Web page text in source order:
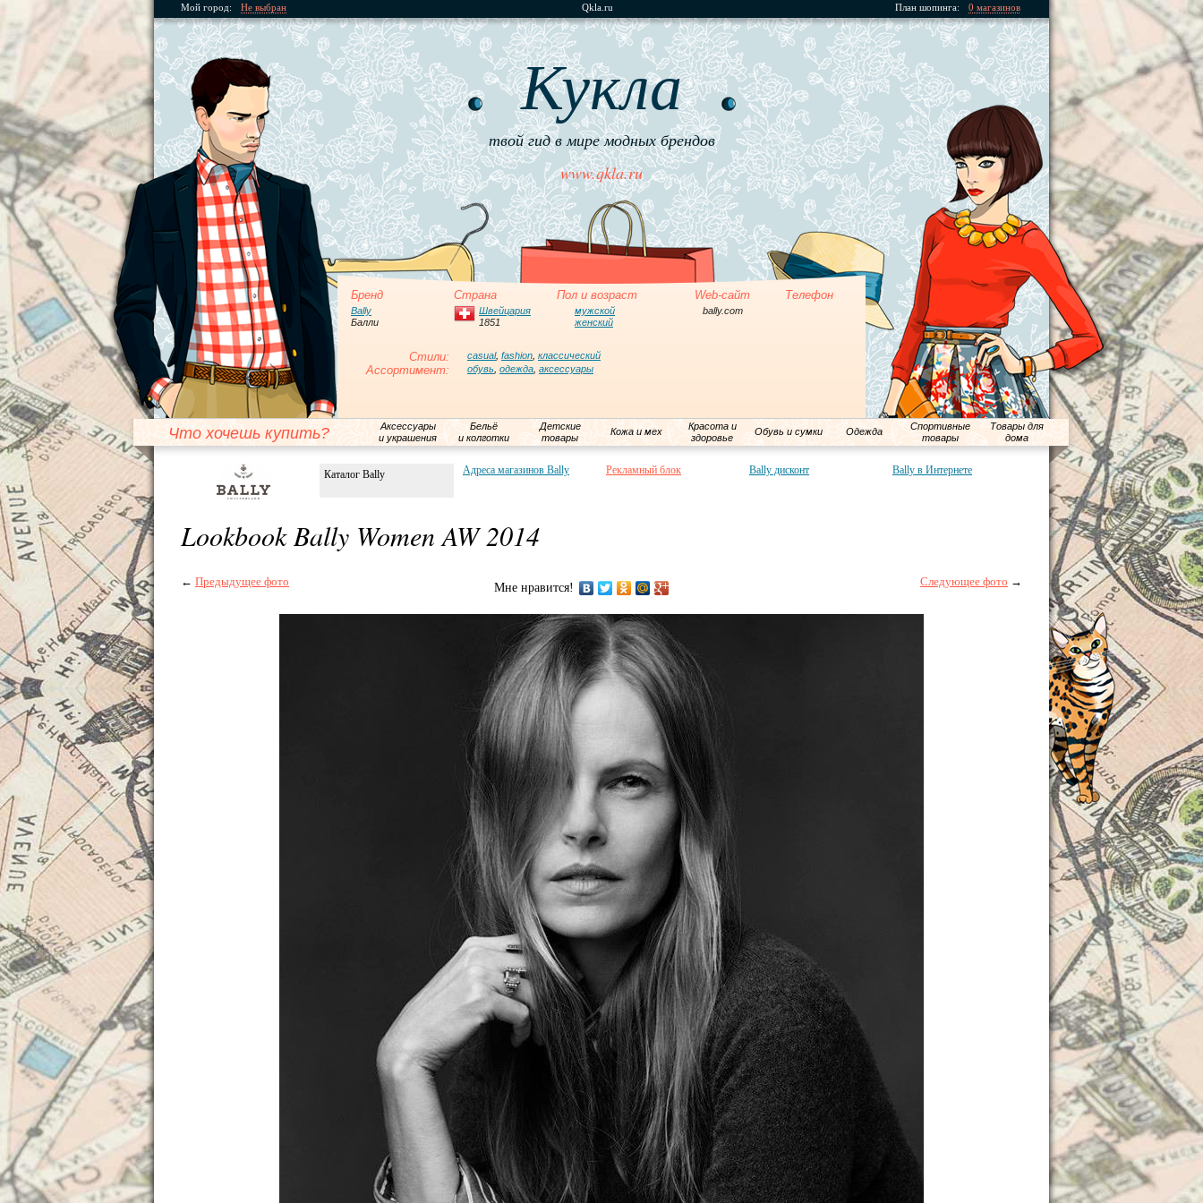
Мой город: Не выбран Qkla.ru План шопинга: 0 магазинов
Кукла
твой гид в мире модных брендов
www.qkla.ru
Бренд Страна Пол и возраст Web-сайт Телефон
Bally
Балли
Швейцария
1851
мужской
женский
bally.com
Стили: casual, fashion классический
Ассортимент: обувь одежда аксессуары
Что хочешь купить?
Аксессуары
и украшения
Бельё
и колготки
Детские
товары
Кожа и мех
Красота и
здоровье
Обувь и сумки Одежда
Спортивные
товары
Товары для
дома
Каталог Bally Адреса магазинов Bally Рекламный блок Bally дисконт Bally в Интернете
Lookbook Bally Women AW 2014
← Предыдущее фото Мне нравится! Следующее фото →